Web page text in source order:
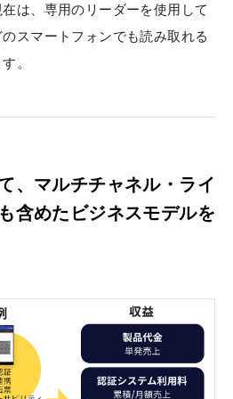
は、専用のリーダーを使用して
スマートフォンでも読み取れる
。
、マルチチャネル・ライ
含めたビジネスモデルを